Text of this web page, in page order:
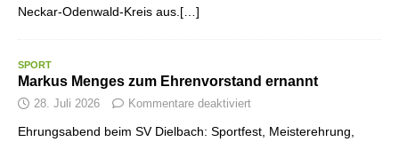
Neckar-Odenwald-Kreis aus.[…]
SPORT
Markus Menges zum Ehrenvorstand ernannt
28. Juli 2026 Kommentare deaktiviert
Ehrungsabend beim SV Dielbach: Sportfest, Meisterehrung,